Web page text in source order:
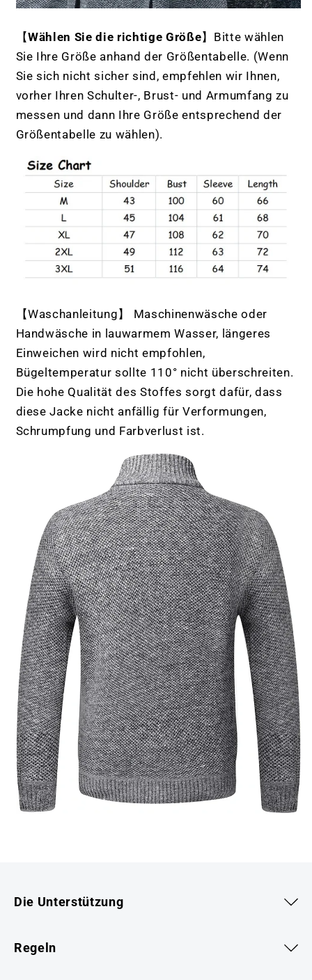
【Wählen Sie die richtige Größe】Bitte wählen
Sie Ihre Größe anhand der Größentabelle. (Wenn
Sie sich nicht sicher sind, empfehlen wir Ihnen,
vorher Ihren Schulter-, Brust- und Armumfang zu
messen und dann Ihre Größe entsprechend der
Größentabelle zu wählen).
【Waschanleitung】 Maschinenwäsche oder
Handwäsche in lauwarmem Wasser, längeres
Einweichen wird nicht empfohlen,
Bügeltemperatur sollte 110° nicht überschreiten.
Die hohe Qualität des Stoffes sorgt dafür, dass
diese Jacke nicht anfällig für Verformungen,
Schrumpfung und Farbverlust ist.
Die Unterstützung
Regeln